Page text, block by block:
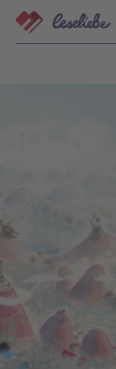
Direkt
zum
Inhalt